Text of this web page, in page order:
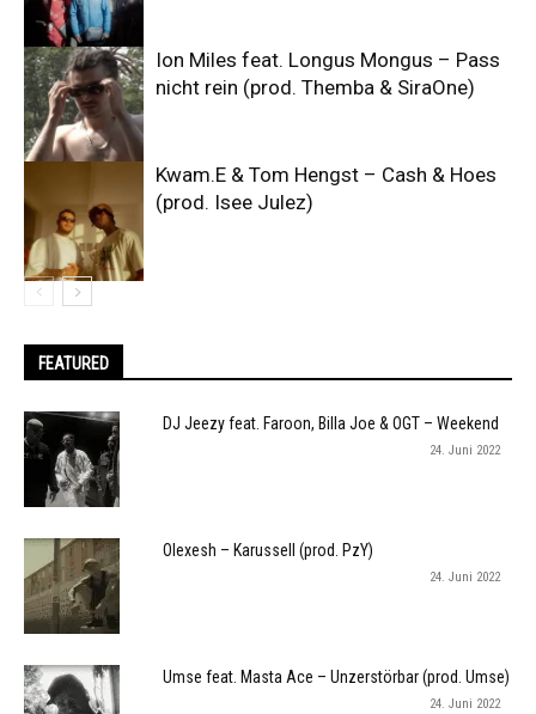
Ion Miles feat. Longus Mongus – Pass
nicht rein (prod. Themba & SiraOne)
Kwam.E & Tom Hengst – Cash & Hoes
(prod. Isee Julez)
FEATURED
DJ Jeezy feat. Faroon, Billa Joe & OGT – Weekend
24. Juni 2022
Olexesh – Karussell (prod. PzY)
24. Juni 2022
Umse feat. Masta Ace – Unzerstörbar (prod. Umse)
24. Juni 2022